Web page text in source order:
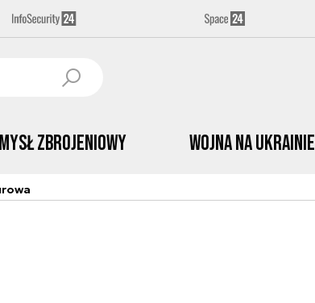
Zbrojeniowy Wojna na Ukrainie